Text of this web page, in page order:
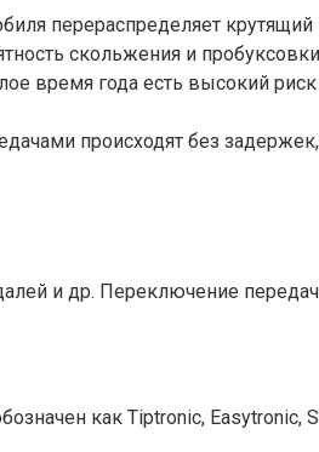
перераспределяет
скольжения и
время года есть высокий
происходят без задержек,
и др. Переключение
как Tiptronic, Easytronic,